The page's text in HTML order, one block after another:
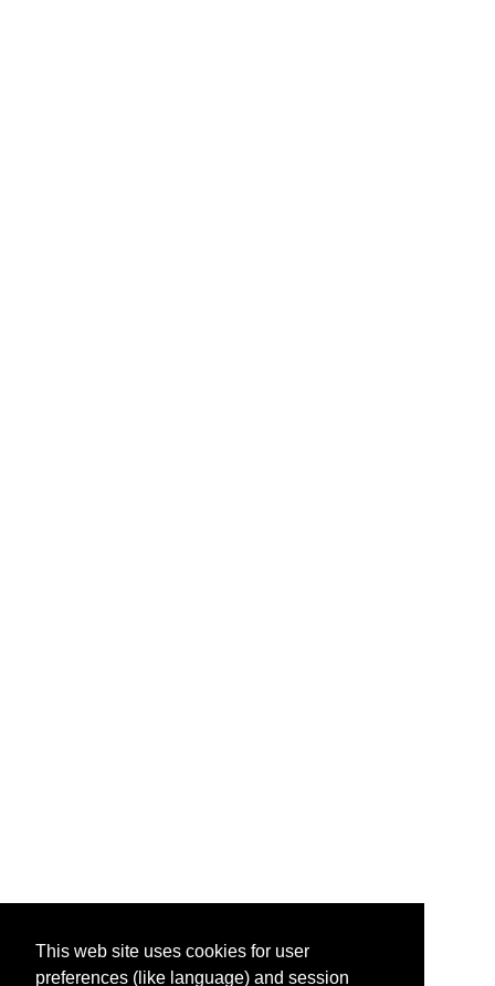
This web site uses cookies for user
preferences (like language) and session